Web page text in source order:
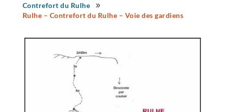
Contrefort du Rulhe 9
Rulhe – Contrefort du Rulhe – Voie des gardiens